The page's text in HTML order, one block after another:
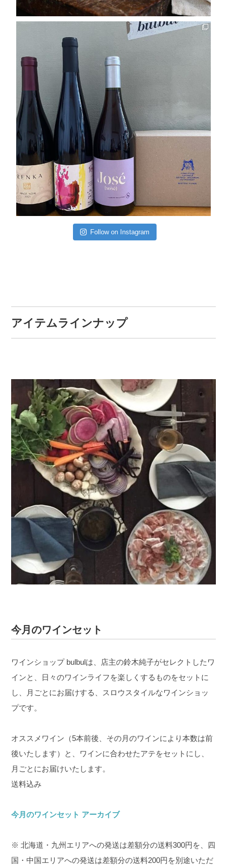
Follow on Instagram
アイテムラインナップ
今月のワインセット
ワインショップ bulbulは、店主の鈴木純子がセレクトしたワ
インと、日々のワインライフを楽しくするものをセットに
し、月ごとにお届けする、スロウスタイルなワインショッ
プです。
オススメワイン（5本前後、その月のワインにより本数は前
後いたします）と、ワインに合わせたアテをセットにし、
月ごとにお届けいたします。
送料込み
今月のワインセット アーカイブ
※ 北海道・九州エリアへの発送は差額分の送料300円を、四
国・中国エリアへの発送は差額分の送料200円を別途いただ